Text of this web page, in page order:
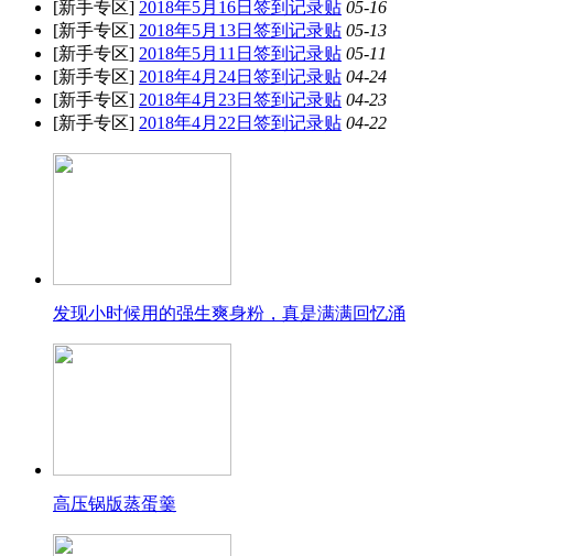
[新手专区] 2018年5月16日签到记录贴 05-16
[新手专区] 2018年5月13日签到记录贴 05-13
[新手专区] 2018年5月11日签到记录贴 05-11
[新手专区] 2018年4月24日签到记录贴 04-24
[新手专区] 2018年4月23日签到记录贴 04-23
[新手专区] 2018年4月22日签到记录贴 04-22
发现小时候用的强生爽身粉，真是满满回忆涌
高压锅版蒸蛋羹